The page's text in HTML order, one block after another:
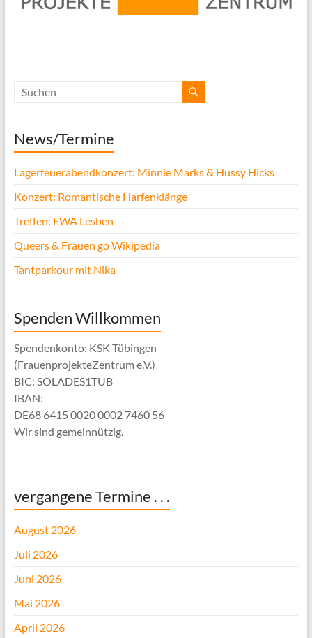
News/Termine
Lagerfeuerabendkonzert: Minnie Marks & Hussy Hicks
Konzert: Romantische Harfenklänge
Treffen: EWA Lesben
Queers & Frauen go Wikipedia
Tantparkour mit Nika
Spenden Willkommen
Spendenkonto: KSK Tübingen
(FrauenprojekteZentrum e.V.)
BIC: SOLADES1TUB
IBAN:
DE68 6415 0020 0002 7460 56
Wir sind gemeinnützig.
vergangene Termine . . .
August 2026
Juli 2026
Juni 2026
Mai 2026
April 2026